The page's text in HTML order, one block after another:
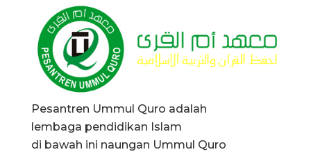
Pesantren Ummul Quro adalah
lembaga pendidikan Islam
di bawah ini naungan Ummul Quro